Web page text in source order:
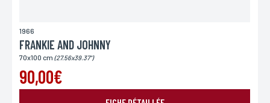
1966
FRANKIE AND JOHNNY
70x100 cm (27.56x39.37")
90,00€